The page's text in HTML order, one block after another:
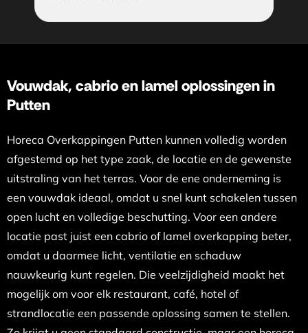
Vouwdak, cabrio en lamel oplossingen in
Putten
Horeca Overkappingen Putten kunnen volledig worden
afgestemd op het type zaak, de locatie en de gewenste
uitstraling van het terras. Voor de ene onderneming is
een vouwdak ideaal, omdat u snel kunt schakelen tussen
open lucht en volledige beschutting. Voor een andere
locatie past juist een cabrio of lamel overkapping beter,
omdat u daarmee licht, ventilatie en schaduw
nauwkeurig kunt regelen. Die veelzijdigheid maakt het
mogelijk om voor elk restaurant, café, hotel of
strandlocatie een passende oplossing samen te stellen.